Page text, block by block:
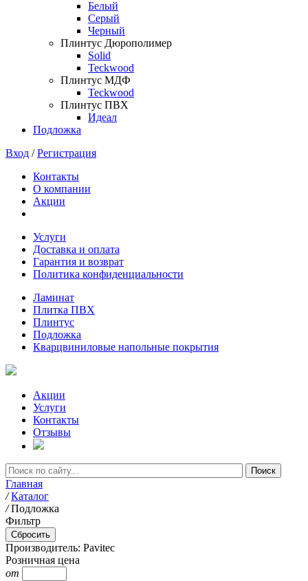
Белый
Серый
Черный
Плинтус Дюрополимер
Solid
Teckwood
Плинтус МДФ
Teckwood
Плинтус ПВХ
Идеал
Подложка
Вход /Регистрация
Контакты
О компании
Акции
Услуги
Доставка и оплата
Гарантия и возврат
Политика конфиденциальности
Ламинат
Плитка ПВХ
Плинтус
Подложка
Кварцвиниловые напольные покрытия
Акции
Услуги
Контакты
Отзывы
Главная
/ Каталог
/ Подложка
Фильтр
Производитель: Pavitec
Розничная цена
от